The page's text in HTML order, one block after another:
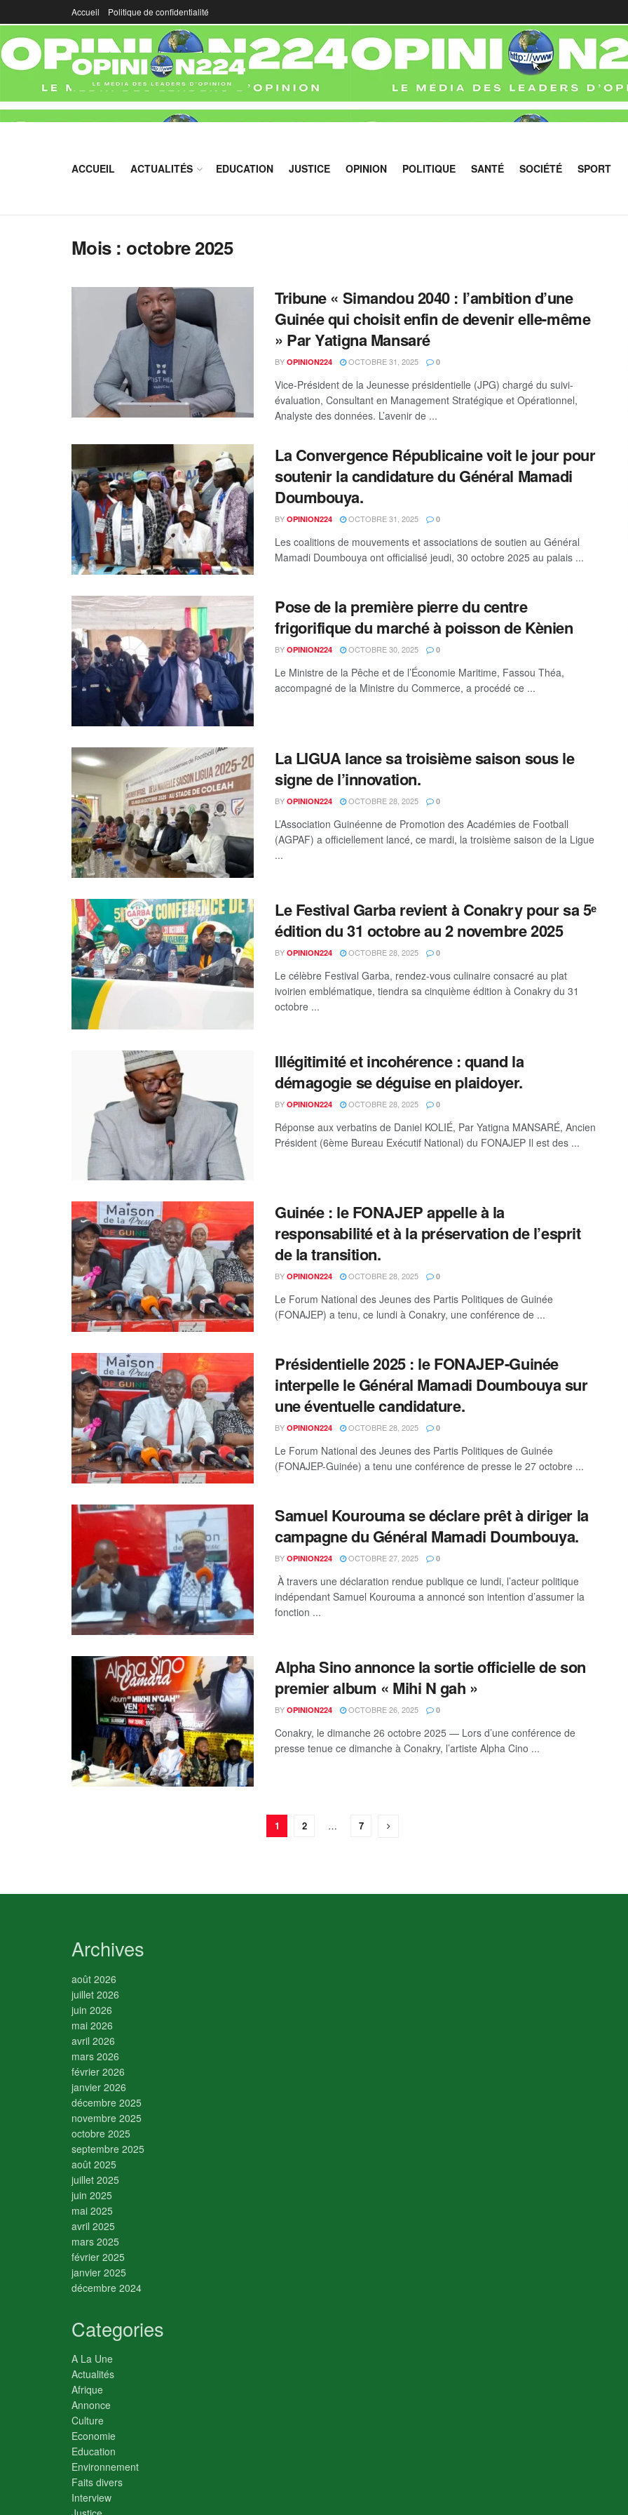
Accueil Politique de confidentialité
ACCUEIL ACTUALITÉS EDUCATION JUSTICE OPINION POLITIQUE SANTÉ SOCIÉTÉ SPORT
Mois : octobre 2025
Tribune « Simandou 2040 : l’ambition d’une
Guinée qui choisit enfin de devenir elle-même
» Par Yatigna Mansaré
BY OPINION224 OCTOBRE 31, 2025 0
Vice-Président de la Jeunesse présidentielle (JPG) chargé du suivi-
évaluation, Consultant en Management Stratégique et Opérationnel,
Analyste des données. L’avenir de ...
La Convergence Républicaine voit le jour pour
soutenir la candidature du Général Mamadi
Doumbouya.
BY OPINION224 OCTOBRE 31, 2025 0
Les coalitions de mouvements et associations de soutien au Général
Mamadi Doumbouya ont officialisé jeudi, 30 octobre 2025 au palais ...
Pose de la première pierre du centre
frigorifique du marché à poisson de Kènien
BY OPINION224 OCTOBRE 30, 2025 0
Le Ministre de la Pêche et de l’Économie Maritime, Fassou Théa,
accompagné de la Ministre du Commerce, a procédé ce ...
La LIGUA lance sa troisième saison sous le
signe de l’innovation.
BY OPINION224 OCTOBRE 28, 2025 0
L’Association Guinéenne de Promotion des Académies de Football
(AGPAF) a officiellement lancé, ce mardi, la troisième saison de la Ligue
...
Le Festival Garba revient à Conakry pour sa 5ᵉ
édition du 31 octobre au 2 novembre 2025
BY OPINION224 OCTOBRE 28, 2025 0
Le célèbre Festival Garba, rendez-vous culinaire consacré au plat
ivoirien emblématique, tiendra sa cinquième édition à Conakry du 31
octobre ...
Illégitimité et incohérence : quand la
démagogie se déguise en plaidoyer.
BY OPINION224 OCTOBRE 28, 2025 0
Réponse aux verbatins de Daniel KOLIÉ, Par Yatigna MANSARÉ, Ancien
Président (6ème Bureau Exécutif National) du FONAJEP Il est des ...
Guinée : le FONAJEP appelle à la
responsabilité et à la préservation de l’esprit
de la transition.
BY OPINION224 OCTOBRE 28, 2025 0
Le Forum National des Jeunes des Partis Politiques de Guinée
(FONAJEP) a tenu, ce lundi à Conakry, une conférence de ...
Présidentielle 2025 : le FONAJEP-Guinée
interpelle le Général Mamadi Doumbouya sur
une éventuelle candidature.
BY OPINION224 OCTOBRE 28, 2025 0
Le Forum National des Jeunes des Partis Politiques de Guinée
(FONAJEP-Guinée) a tenu une conférence de presse le 27 octobre ...
Samuel Kourouma se déclare prêt à diriger la
campagne du Général Mamadi Doumbouya.
BY OPINION224 OCTOBRE 27, 2025 0
À travers une déclaration rendue publique ce lundi, l’acteur politique
indépendant Samuel Kourouma a annoncé son intention d’assumer la
fonction ...
Alpha Sino annonce la sortie officielle de son
premier album « Mihi N gah »
BY OPINION224 OCTOBRE 26, 2025 0
Conakry, le dimanche 26 octobre 2025 — Lors d’une conférence de
presse tenue ce dimanche à Conakry, l’artiste Alpha Cino ...
1 2 … 7
Archives
août 2026
juillet 2026
juin 2026
mai 2026
avril 2026
mars 2026
février 2026
janvier 2026
décembre 2025
novembre 2025
octobre 2025
septembre 2025
août 2025
juillet 2025
juin 2025
mai 2025
avril 2025
mars 2025
février 2025
janvier 2025
décembre 2024
Categories
A La Une
Actualités
Afrique
Annonce
Culture
Economie
Education
Environnement
Faits divers
Interview